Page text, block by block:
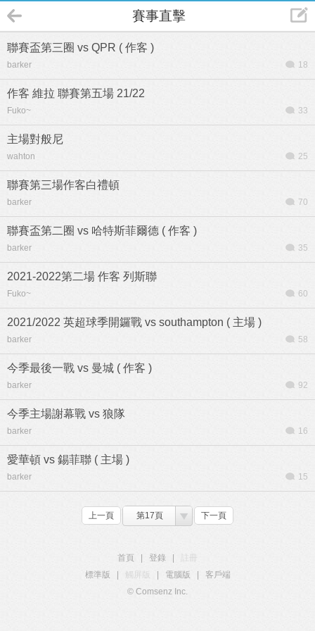
賽事直擊
聯賽盃第三圈 vs QPR ( 作客 )
barker 18
作客 維拉 聯賽第五場 21/22
Fuko~ 33
主場對般尼
wahton 25
聯賽第三場作客白禮頓
barker 70
聯賽盃第二圈 vs 哈特斯菲爾德 ( 作客 )
barker 35
2021-2022第二場 作客 列斯聯
Fuko~ 60
2021/2022 英超球季開鑼戰 vs southampton ( 主場 )
barker 58
今季最後一戰 vs 曼城 ( 作客 )
barker 92
今季主場謝幕戰 vs 狼隊
barker 16
愛華頓 vs 錫菲聯 ( 主場 )
barker 15
上一頁 第17頁 下一頁
首頁 登錄
標準版
觸屏版 電腦版
客戶端
© Comsenz Inc.